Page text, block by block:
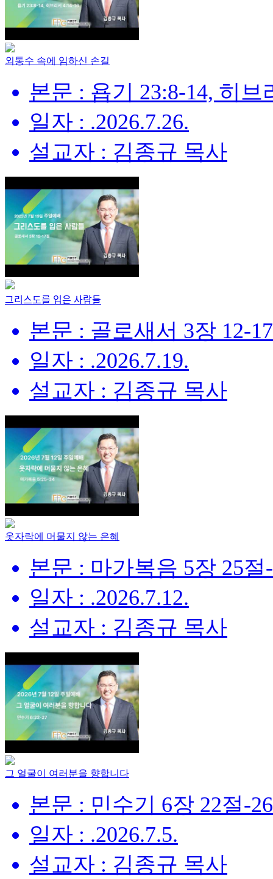
외통수 속에 임하신 손길
본문 : 욥기 23:8-14, 히브
일자 : .2026.7.26.
설교자 : 김종규 목사
그리스도를 입은 사람들
본문 : 골로새서 3장 12-
일자 : .2026.7.19.
설교자 : 김종규 목사
옷자락에 머물지 않는 은혜
본문 : 마가복음 5장 25절
일자 : .2026.7.12.
설교자 : 김종규 목사
그 얼굴이 여러분을 향합니다
본문 : 민수기 6장 22절-
일자 : .2026.7.5.
설교자 : 김종규 목사